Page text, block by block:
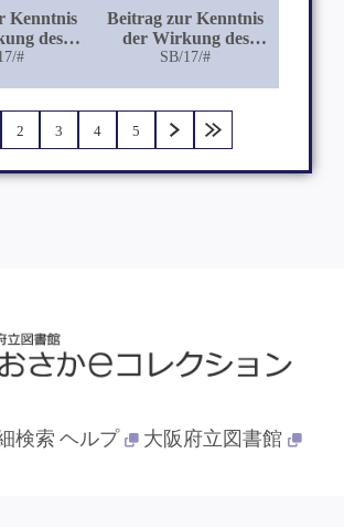
Kenntnis
des
#
Beitrag zur Kenntnis
der Wirkung des
Cyankalium
SB/17/#
2 3 4 5
検索 ヘルプ 大阪府立図書館